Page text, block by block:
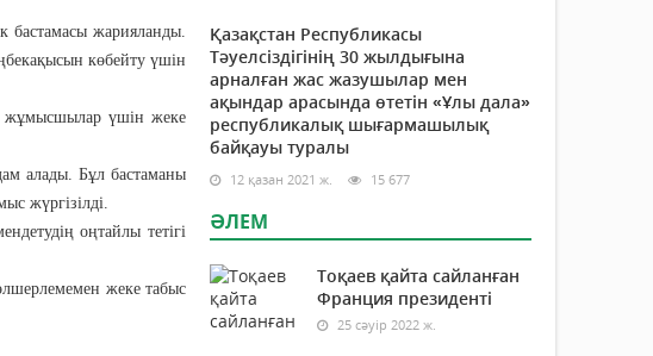
бастамасы жарияланды.
көбейту үшін
жұмысшылар үшін жеке
алады. Бұл бастаманы
жүргізілді.
оңтайлы тетігі
жеке табыс
Қазақстан Республикасы
Тәуелсіздігінің 30 жылдығына
арналған жас жазушылар мен
ақындар арасында өтетін «Ұлы дала»
республикалық шығармашылық
байқауы туралы
12 қазан 2021 ж. 15 677
ӘЛЕМ
Тоқаев қайта сайланған
Франция президенті
25 сәуір 2022 ж.